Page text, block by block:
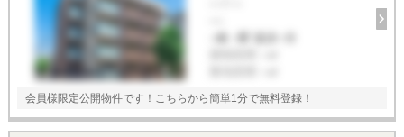
会員様限定公開物件です！こちらから簡単1分で無料登録！